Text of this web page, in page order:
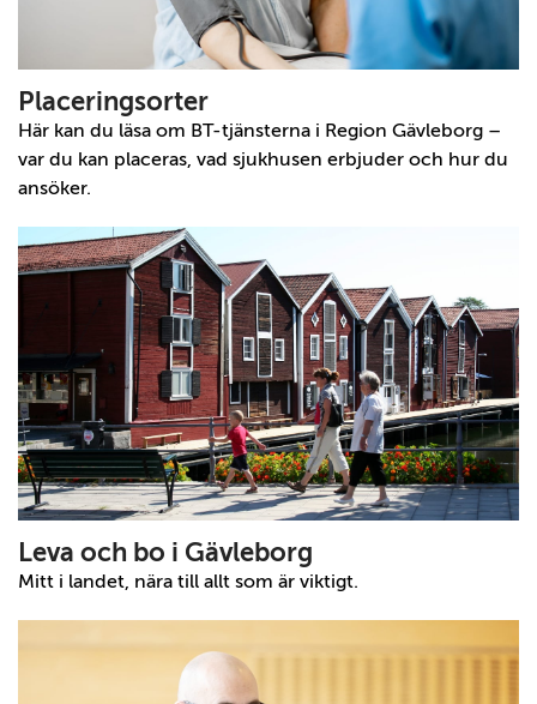
Placeringsorter
Här kan du läsa om BT-tjänsterna i Region Gävleborg –
var du kan placeras, vad sjukhusen erbjuder och hur du
ansöker.
Leva och bo i Gävleborg
Mitt i landet, nära till allt som är viktigt.